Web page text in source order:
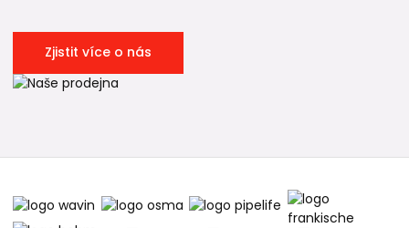
Zjistit více o nás